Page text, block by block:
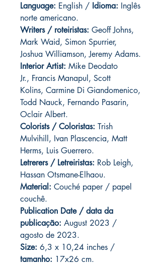
Language: English / Idioma: Inglês
norte americano.
Writers / roteiristas: Geoff Johns,
Mark Waid, Simon Spurrier,
Joshua Williamson, Jeremy Adams.
Interior Artist: Mike Deodato
Jr., Francis Manapul, Scott
Kolins, Carmine Di Giandomenico,
Todd Nauck, Fernando Pasarin,
Oclair Albert.
Colorists / Coloristas: Trish
Mulvihill, Ivan Plascencia, Matt
Herms, Luis Guerrero.
Letrerers / Letreiristas: Rob Leigh,
Hassan Otsmane-Elhaou.
Material: Couché paper / papel
couchê.
Publication Date / data da
publicação: August 2023 /
agosto de 2023.
Size: 6,3 x 10,24 inches /
tamanho: 17x26 cm.